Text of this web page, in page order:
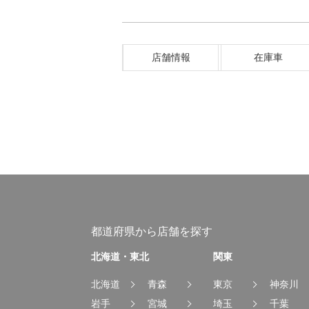
店舗情報 在庫車
都道府県から店舗を探す
北海道・東北
北海道
青森
岩手
宮城
関東
東京
神奈川
埼玉
千葉